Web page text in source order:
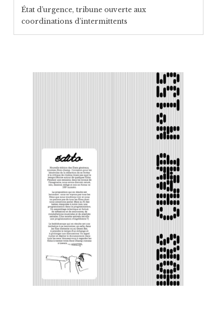
État d’urgence, tribune ouverte aux
coordinations d’intermittents